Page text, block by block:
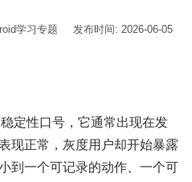
学习专题
发布时间: 2026-06-05
定性口号，它通常出现在发
现正常，灰度用户却开始暴露
到一个可记录的动作、一个可